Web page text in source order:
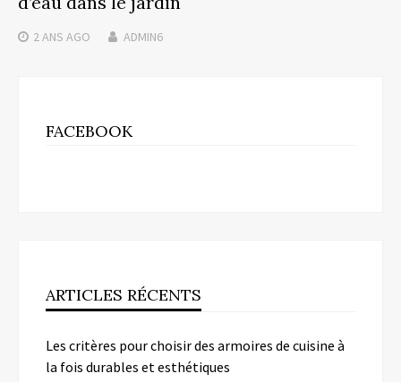
2 ANS AGO ADMIN6
FACEBOOK
ARTICLES RÉCENTS
Les critères pour choisir des armoires de cuisine à
la fois durables et esthétiques